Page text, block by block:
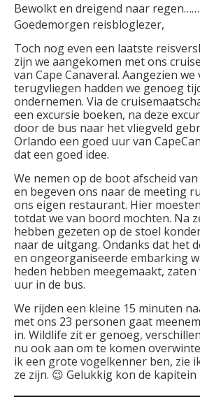
Bewolkt en dreigend naar
Goedemorgen reisbloglezer,
Toch nog even een laatste
zijn we aangekomen met ons
van Cape Canaveral. Aangezien
terugvliegen hadden we genoeg
ondernemen. Via de
een excursie boeken, na deze
door de bus naar het vliegveld
Orlando een goed uur van
dat een goed idee.
We nemen op de boot afscheid
en begeven ons naar de meeting
ons eigen restaurant. Hier
totdat we van boord mochten. Na
hebben gezeten op de stoel
naar de uitgang. Ondanks dat het
en ongeorganiseerde embarking
heden hebben meegemaakt, zaten
uur in de bus.
We rijden een kleine 15 minuten
met ons 23 personen gaat
in. Wildlife zit er genoeg,
nu ook aan om te komen
ik een grote vogelkenner ben, zie
ze zijn. 😉 Gelukkig kon de kapitein